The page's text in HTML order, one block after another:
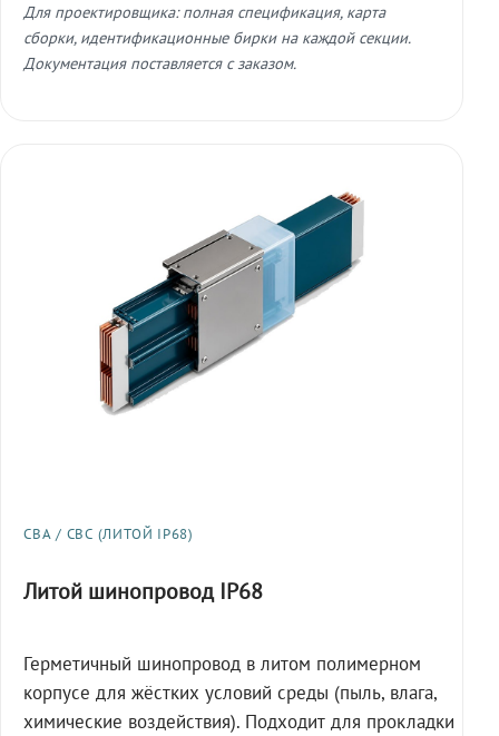
Для проектировщика: полная спецификация, карта
сборки, идентификационные бирки на каждой секции.
Документация поставляется с заказом.
СВА / СВС (ЛИТОЙ IP68)
Литой шинопровод IP68
Герметичный шинопровод в литом полимерном
корпусе для жёстких условий среды (пыль, влага,
химические воздействия). Подходит для прокладки